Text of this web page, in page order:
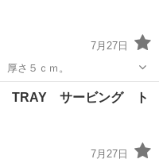
7月27日
さ５ｃｍ。
TRAY サービング ト
7月27日